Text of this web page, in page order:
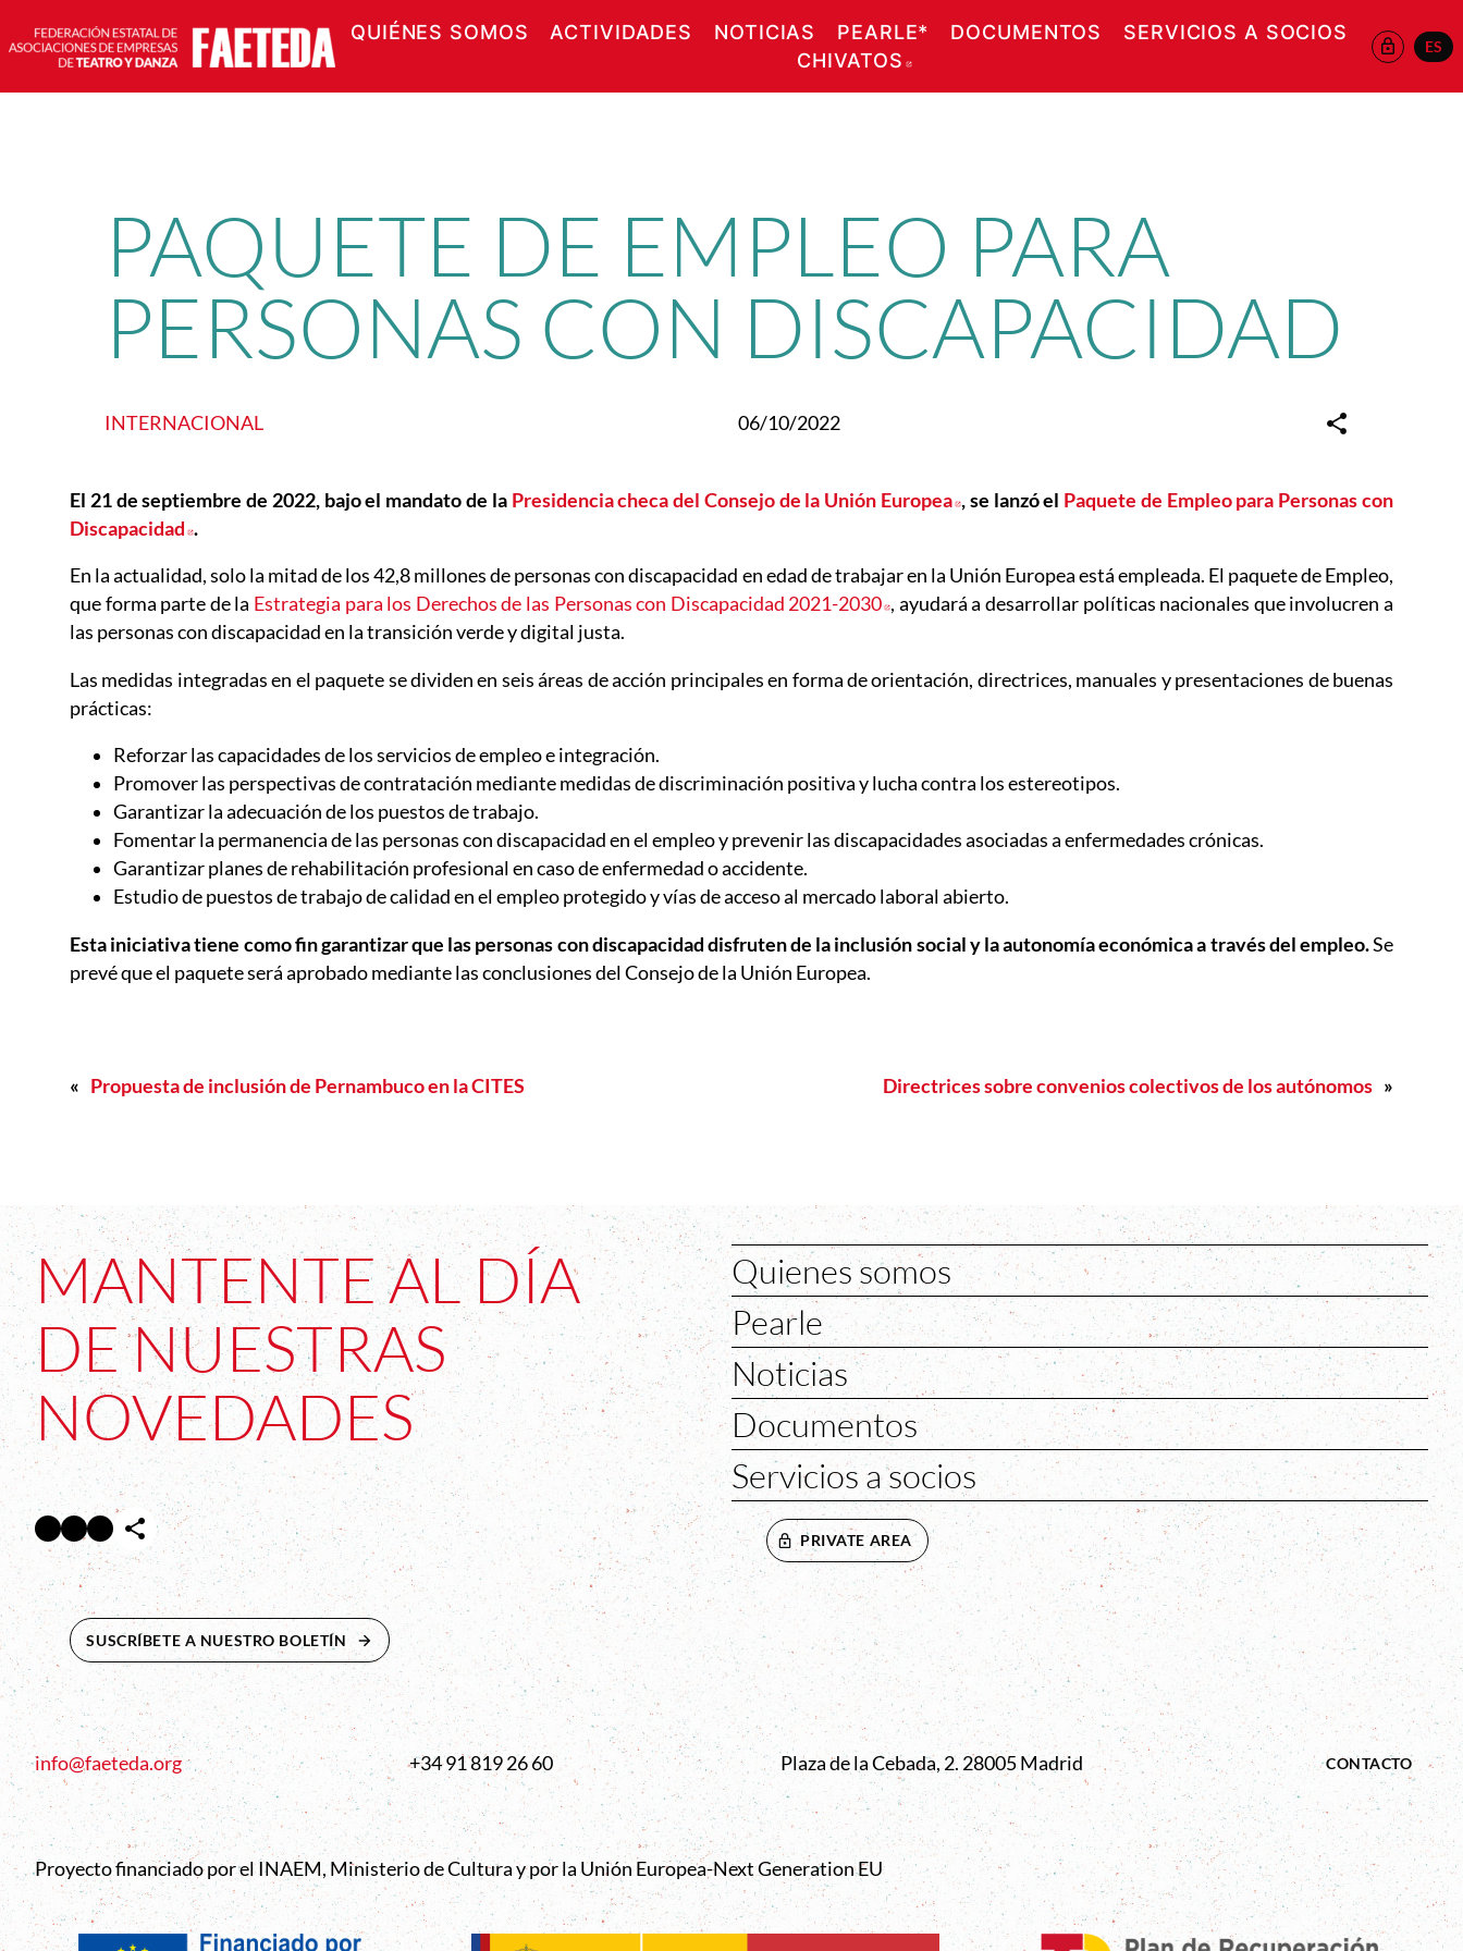
QUIÉNES SOMOS ACTIVIDADES NOTICIAS PEARLE* DOCUMENTOS
SERVICIOS A SOCIOS
CHIVATOS
ES
Saltar
PAQUETE DE EMPLEO PARA
PERSONAS CON DISCAPACIDAD
INTERNACIONAL 06/10/2022
El 21 de septiembre de 2022, bajo el mandato de la Presidencia checa del Consejo de la Unión Europea Abre en nueva ventana
, se lanzó el Paquete de Empleo para Personas con
Discapacidad Abre en nueva ventana
.
En la actualidad, solo la mitad de los 42,8 millones de personas con discapacidad en edad de trabajar en la Unión Europea está empleada. El paquete de Empleo,
que forma parte de la Estrategia para los Derechos de las Personas con Discapacidad 2021-2030 Abre en nueva ventana
, ayudará a desarrollar políticas nacionales que involucren a
las personas con discapacidad en la transición verde y digital justa.
Las medidas integradas en el paquete se dividen en seis áreas de acción principales en forma de orientación, directrices, manuales y presentaciones de buenas
prácticas:
Reforzar las capacidades de los servicios de empleo e integración.
Promover las perspectivas de contratación mediante medidas de discriminación positiva y lucha contra los estereotipos.
Garantizar la adecuación de los puestos de trabajo.
Fomentar la permanencia de las personas con discapacidad en el empleo y prevenir las discapacidades asociadas a enfermedades crónicas.
Garantizar planes de rehabilitación profesional en caso de enfermedad o accidente.
Estudio de puestos de trabajo de calidad en el empleo protegido y vías de acceso al mercado laboral abierto.
Esta iniciativa tiene como fin garantizar que las personas con discapacidad disfruten de la inclusión social y la autonomía económica a través del empleo.Se
prevé que el paquete será aprobado mediante las conclusiones del Consejo de la Unión Europea.
« Propuesta de inclusión de Pernambuco en la CITES Directrices sobre convenios colectivos de los autónomos »
MANTENTE AL DÍA
DE NUESTRAS
NOVEDADES
Facebook Abre en nueva ventana
Twitter Abre en nueva ventana
InstagramAbre en nueva ventana
SUSCRÍBETE A NUESTRO BOLETÍN ABRE EN NUEVA VENTANA
Quienes somos
Pearle
Noticias
Documentos
Servicios a socios
PRIVATE AREA
info@faeteda.org +34 91 819 26 60 Plaza de la Cebada, 2. 28005 Madrid CONTACTO
Proyecto financiado por el INAEM, Ministerio de Cultura y por la Unión Europea-Next Generation EU